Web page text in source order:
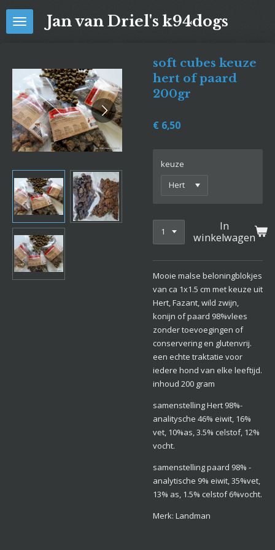
Ga
direct
Jan van Driel's k94dogs
soft cubes keuze
hert of paard
200gr
€ 6,50
keuze
In
winkelwagen
Mooie malse beloningblokjes
van ca 1x1.5 cm met keuze uit
Hert, Fazant, wild zwijn,
konijn of paard 98%vlees
zonder toevoegingen of
conservering en glutenvrij.
een echte traktatie voor
iedere hond van elke leeftijd.
inhoud 200 gram
samenstelling Hert 98%-
analitysche 46% eiwit, 16%
vet, 10%as, 3.5% celstof, 12%
vocht.
samenstelling paard 98% -
analytische 9% eiwit, 35%vet,
13% as, 1.5% celstof 6%vocht.
Merk: Landman